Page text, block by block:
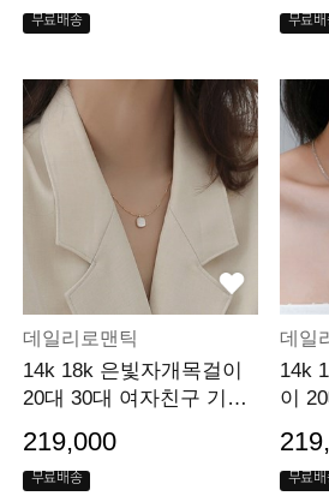
무료배송 무료배
데일리로맨틱
14k 18k 은빛자개목걸이
20대 30대 여자친구 기념
219,000
무료배송
데일
14k
이
무료배